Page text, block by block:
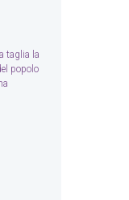
taglia la
popolo